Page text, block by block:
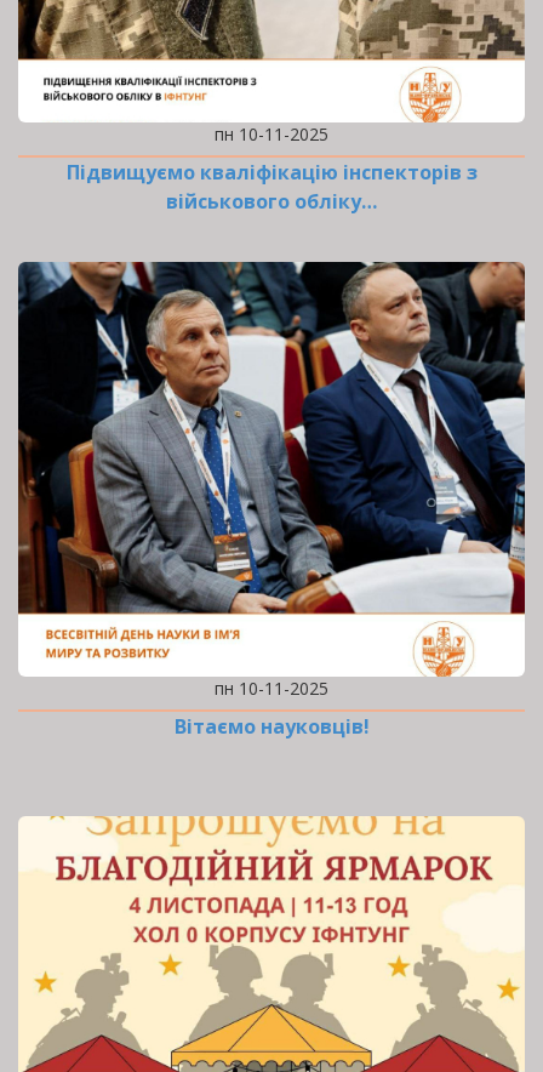
пн 10-11-2025
Підвищуємо кваліфікацію інспекторів з
військового обліку…
пн 10-11-2025
Вітаємо науковців!